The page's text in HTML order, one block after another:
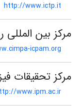
http://www.ictp.it
مرکز بین
icpam.org
مرکز تحقیقات
www.ipm.ac.ir